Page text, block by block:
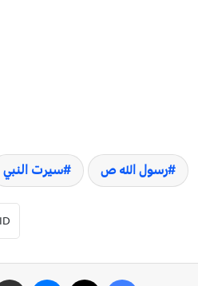
رسول الله ص سیرت النبي